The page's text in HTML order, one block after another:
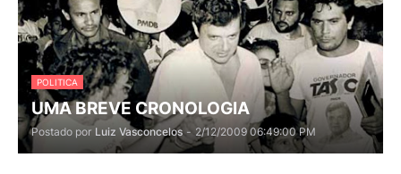
POLITICA
UMA BREVE CRONOLOGIA
Postado por Luiz Vasconcelos - 2/12/2009 06:49:00 PM